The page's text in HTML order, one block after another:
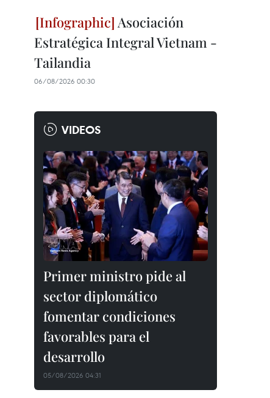
Asociación
Estratégica Integral Vietnam -
Tailandia
06/08/2026 00:30
VIDEOS
Primer ministro pide al
sector diplomático
fomentar condiciones
favorables para el
desarrollo
05/08/2026 04:31